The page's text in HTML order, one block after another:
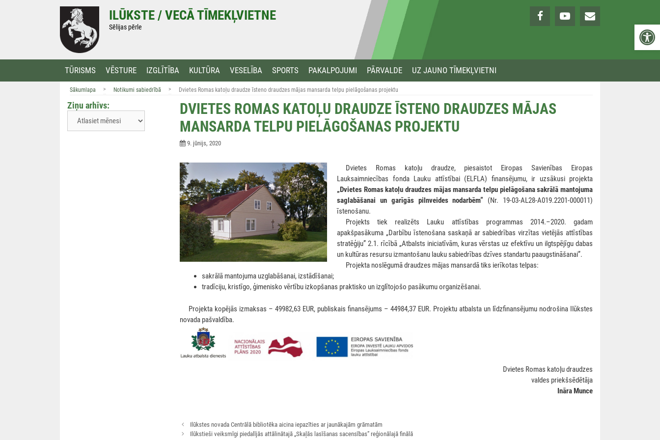
ILŪKSTE / VECĀ TĪMEKĻVIETNE
Sēlijas pērle
TŪRISMS VĒSTURE IZGLĪTĪBA KULTŪRA VESELĪBA SPORTS PAKALPOJUMI PĀRVALDE UZ JAUNO TĪMEKĻVIETNI
Sākumlapa > Notikumi sabiedrībā > Dvietes Romas katoļu draudze īsteno draudzes mājas mansarda telpu pielāgošanas projektu
DVIETES ROMAS KATOĻU DRAUDZE ĪSTENO DRAUDZES MĀJAS
MANSARDA TELPU PIELĀGOŠANAS PROJEKTU
9. jūnijs, 2020
Dvietes Romas katoļu draudze, piesaistot Eiropas Savienības Eiropas
Lauksaimniecības fonda Lauku attīstībai (ELFLA) finansējumu, ir uzsākusi projekta
„Dvietes Romas katoļu draudzes mājas mansarda telpu pielāgošana sakrālā mantojuma
saglabāšanai un garīgās pilnveides nodarbēm” (Nr. 19-03-AL28-A019.2201-000011)
īstenošanu.
Projekts tiek realizēts Lauku attīstības programmas 2014.–2020. gadam
apakšpasākuma „Darbību īstenošana saskaņā ar sabiedrības virzītas vietējās attīstības
stratēģiju” 2.1. rīcībā „Atbalsts iniciatīvām, kuras vērstas uz efektīvu un ilgtspējīgu dabas
un kultūras resursu izmantošanu lauku sabiedrības dzīves standartu paaugstināšanai”.
Projekta noslēgumā draudzes mājas mansardā tiks ierīkotas telpas:
sakrālā mantojuma uzglabāšanai, izstādīšanai;
tradīciju, kristīgo, ģimenisko vērtību izkopšanas praktisko un izglītojošo pasākumu organizēšanai.
Projekta kopējās izmaksas – 49982,63 EUR, publiskais finansējums – 44984,37 EUR. Projektu atbalsta un līdzfinansējumu nodrošina Ilūkstes
novada pašvaldība.
Dvietes Romas katoļu draudzes
valdes priekšsēdētāja
Ināra Munce
Rakstu
navigācija
Ilūkstes novada Centrālā bibliotēka aicina iepazīties ar jaunākajām grāmatām
Ilūkstieši veiksmīgi piedalījās attālinātajā „Skaļās lasīšanas sacensības” reģionālajā finālā
Ziņu arhīvs: